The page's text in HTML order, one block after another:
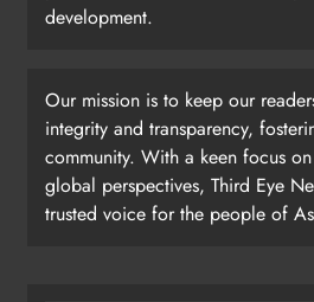
development.
Our mission is to keep our
integrity and transparency,
community. With a keen focus
global perspectives, Third Eye
trusted voice for the people of